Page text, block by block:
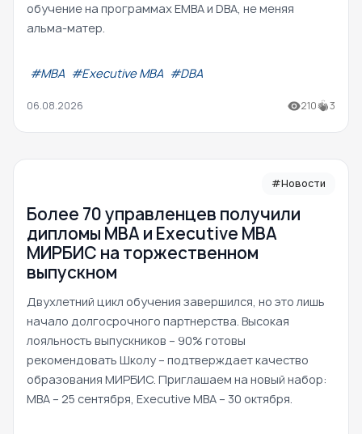
обучение на программах EMBA и DBA, не меняя
альма-матер.
#МВА #Executive MBA #DBA
06.08.2026 210 3
#Новости
Более 70 управленцев получили
дипломы MBA и Executive MBA
МИРБИС на торжественном
выпускном
Двухлетний цикл обучения завершился, но это лишь
начало долгосрочного партнерства. Высокая
лояльность выпускников – 90% готовы
рекомендовать Школу – подтверждает качество
образования МИРБИС. Приглашаем на новый набор:
MBA – 25 сентября, Executive MBA – 30 октября.